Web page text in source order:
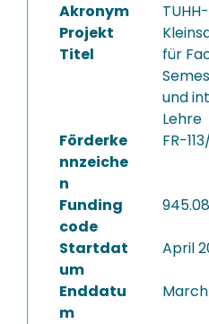
INSTITUTIONS
PROJECTS
Akronym
Projekt
Titel
für
und
Lehre
Förderke
nnzeiche
n
FR-
Funding
code
Startdat
um
April
Enddatu
m
March